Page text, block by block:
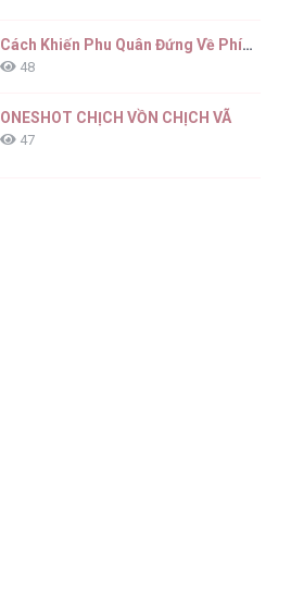
Cách Khiến Phu Quân Đứng Về Phía Tôi
48
ONESHOT CHỊCH VỒN CHỊCH VÃ
47